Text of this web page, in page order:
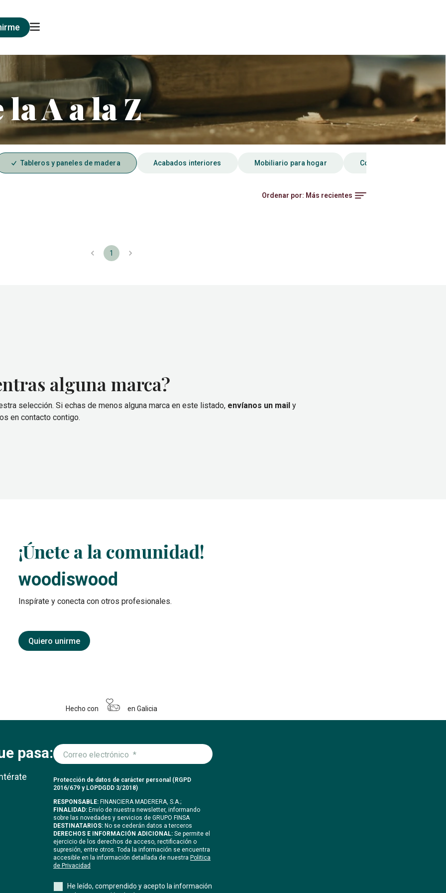
A a la Z
Tableros y paneles de madera Acabados interiores Mobiliario para hogar Construcción
Ordenar por: Más recientes
1
alguna marca?
selección. Si echas de menos alguna marca en este listado, envíanos un mail y
en contacto contigo.
¡Únete a la comunidad!
woodiswood
Inspírate y conecta con otros profesionales.
Quiero unirme
Hecho con en Galicia
pasa:
Protección de datos de carácter personal (RGPD
2016/679 y LOPDGDD 3/2018)
RESPONSABLE: FINANCIERA MADERERA, S.A.;
FINALIDAD: Envío de nuestra newsletter, informando
sobre las novedades y servicios de GRUPO FINSA
DESTINATARIOS: No se cederán datos a terceros
DERECHOS E INFORMACIÓN ADICIONAL: Se permite el
ejercicio de los derechos de acceso, rectificación o
supresión, entre otros. Toda la información se encuentra
accesible en la información detallada de nuestra Politica
de Privacidad
He leído, comprendido y acepto la información